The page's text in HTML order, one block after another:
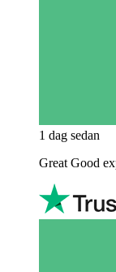
1 dag sedan
Great Good